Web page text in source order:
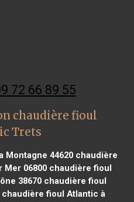
72 66 89 55
chaudière fioul
Trets
Montagne 44620chaudière
Mer 06800chaudière fioul
38670chaudière fioul
fioul Atlantic à